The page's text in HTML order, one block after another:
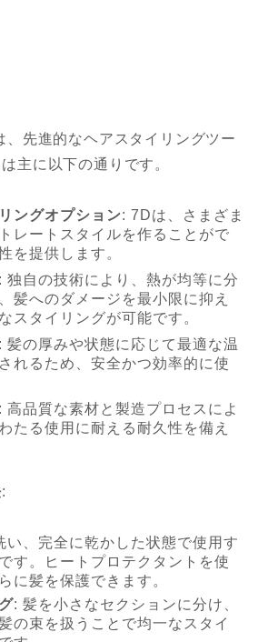
、先進的なヘアスタイリングツー
主に以下の通りです。
ングオプション: 7Dは、さまざま
レートスタイルを作ることがで
を提供します。
: 独自の技術により、熱が均等に分
髪へのダメージを最小限に抑え
スタイリングが可能です。
: 髪の厚みや状態に応じて最適な温
れるため、安全かつ効率的に使
: 高品質な素材と製造プロセスによ
たる使用に耐える耐久性を備え
:
い、完全に乾かした状態で使用す
す。ヒートプロテクタントを使
に髪を保護できます。
: 髪を小さなセクションに分け、
の束を扱うことで均一なスタイ